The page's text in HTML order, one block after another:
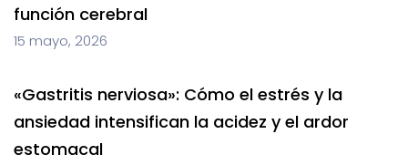
función cerebral
15 mayo, 2026
«Gastritis nerviosa»: Cómo el estrés y la
ansiedad intensifican la acidez y el ardor
estomacal